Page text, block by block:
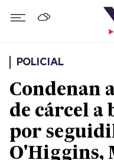
POLICIAL
Condenan
de cárcel
por
O'Higgins,